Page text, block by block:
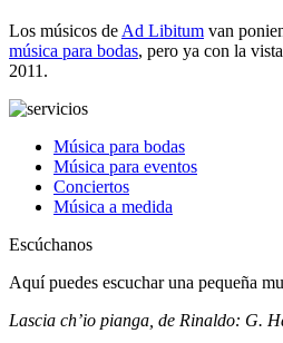
Los músicos de Ad Libitum van
música para bodas, pero ya con la
2011.
Música para bodas
Música para eventos
Conciertos
Música a medida
Escúchanos
Aquí puedes escuchar una pequeña
Lascia ch’io pianga, de Rinaldo: G.